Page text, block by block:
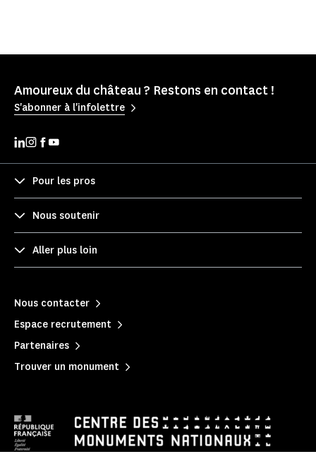
Amoureux du château ? Restons en contact !
S'abonner à l'infolettre
Pour les pros
Nous soutenir
Aller plus loin
Nous contacter
Espace recrutement
Partenaires
Trouver un monument